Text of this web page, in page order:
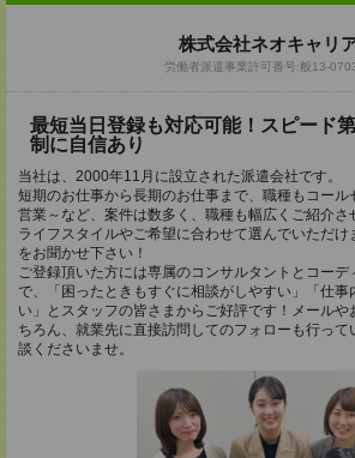
株式会社ネオキャリ
労働者派遣事業許可番号:般13-
最短当日登録も対応可能！スピード
制に自信あり
当社は、2000年11月に設立された派遣会社です。
短期のお仕事から長期のお仕事まで、職種もコール
営業～など、案件は数多く、職種も幅広くご紹介
ライフスタイルやご希望に合わせて選んでいただけ
をお聞かせ下さい！
ご登録頂いた方には専属のコンサルタントとコー
で、「困ったときもすぐに相談がしやすい」「仕事
い」とスタッフの皆さまからご好評です！メールや
ちろん、就業先に直接訪問してのフォローも行って
談くださいませ。